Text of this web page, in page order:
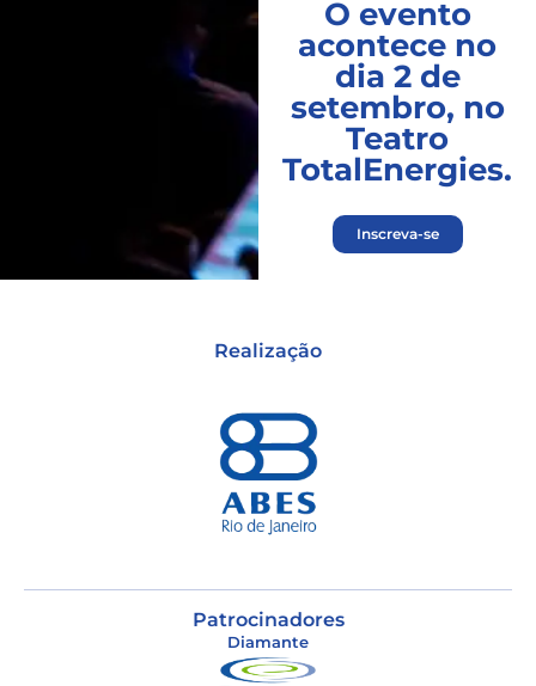
O evento
acontece no
dia 2 de
setembro, no
Teatro
TotalEnergies.
Inscreva-se
Realização
Patrocinadores
Diamante